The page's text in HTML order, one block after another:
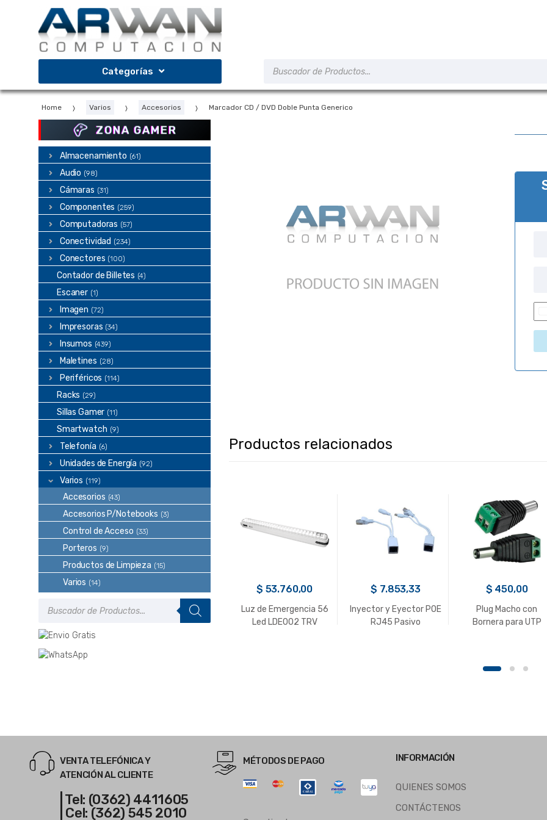
navegación
contenido
Categorías
de
Home Varios Accesorios Marcador CD / DVD Doble Punta Generico
r
Productos relacionados
$ 53.760,00
Luz de Emergencia 56
Led LDE002 TRV
$ 7.853,33
Inyector y Eyector POE
RJ45 Pasivo
$ 450,00
Plug Macho con
Bornera para UTP
ZONA GAMER
Almacenamiento (61)
Audio (98)
Cámaras (31)
Componentes (259)
Computadoras (57)
Conectividad (234)
Conectores (100)
Contador de Billetes (4)
Escaner (1)
Imagen (72)
Impresoras (34)
Insumos (439)
Maletines (28)
Periféricos (114)
Racks (29)
Sillas Gamer (11)
Smartwatch (9)
Telefonía (6)
Unidades de Energía (92)
Varios (119)
Accesorios (43)
Accesorios P/Notebooks (3)
Control de Acceso (33)
Porteros (9)
Productos de Limpieza (15)
Varios (14)
de
VENTA TELEFÓNICA Y
ATENCIÓN AL CLIENTE
| Tel: (0362) 4411605
| Cel: (362) 545 2010
MÉTODOS DE PAGO INFORMACIÓN
QUIENES SOMOS
CONTÁCTENOS